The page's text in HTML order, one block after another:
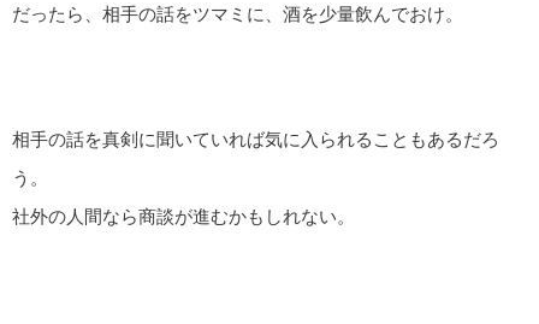
だったら、相手の話をツマミに、酒を少量飲んでおけ。
相手の話を真剣に聞いていれば気に入られることもあるだろ
う。
社外の人間なら商談が進むかもしれない。